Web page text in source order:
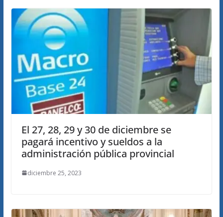
El 27, 28, 29 y 30 de diciembre se
pagará incentivo y sueldos a la
administración pública provincial
diciembre 25, 2023